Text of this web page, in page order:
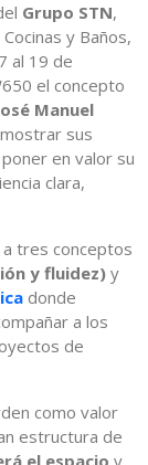
Grupo STN,
y Baños,
al 19 de
el concepto
Manuel
sus
en valor su
clara,
tres conceptos
y fluidez) y
donde
a los
de
como valor
estructura de